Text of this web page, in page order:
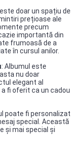
doar un spațiu de
prețioase ale
precum
importantă din
frumoasă de a
în cursul anilor.
: Albumul este
nu doar
elegant al
fi oferit ca un cadou
poate fi personalizat
special. Această
și mai special și